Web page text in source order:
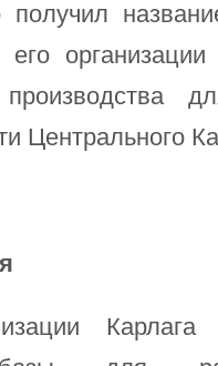
организации
производства
Центрального